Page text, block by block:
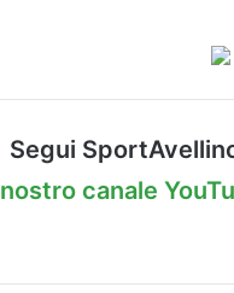
Segui
nostro canale